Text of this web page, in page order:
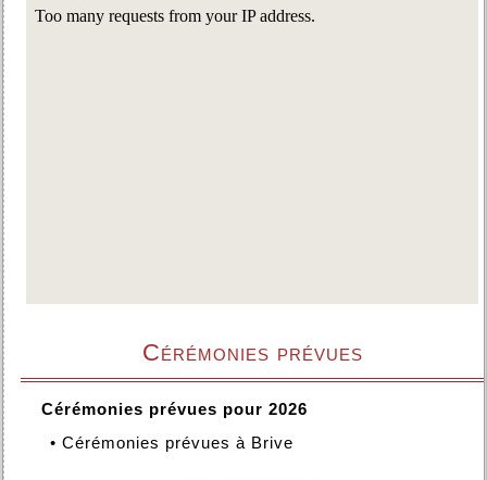
Cérémonies prévues
Cérémonies prévues pour 2026
• Cérémonies prévues à Brive